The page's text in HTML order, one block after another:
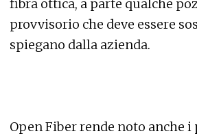
fibra ottica, a parte qualche
provvisorio che deve essere
spiegano dalla azienda.
Open Fiber rende noto anche